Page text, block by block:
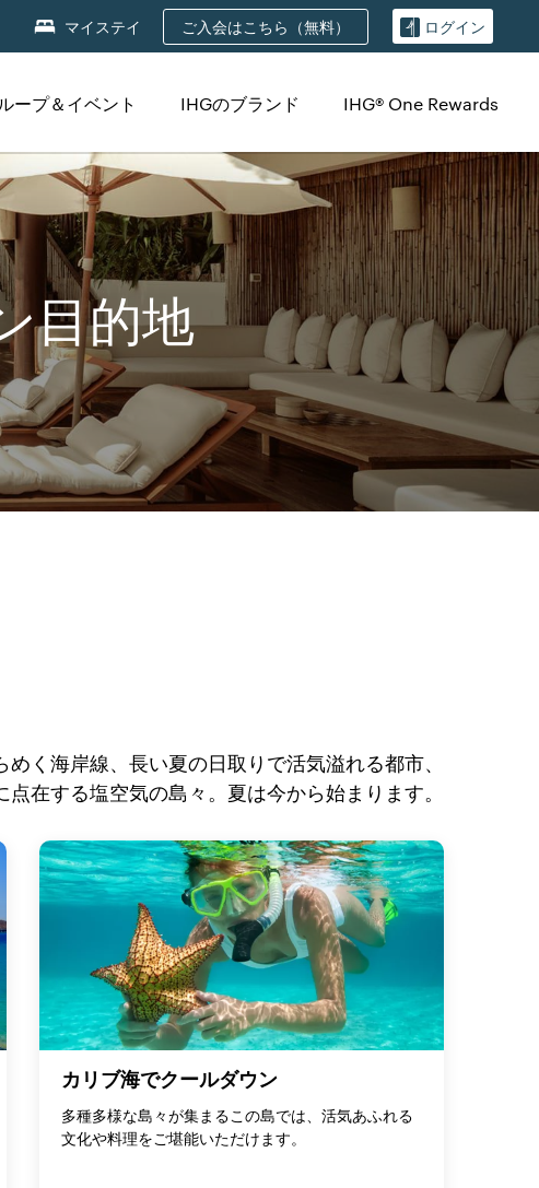
マイステイ ご入会はこちら（無料） ログイン
ープ＆イベント IHGのブランド IHG® One Rewards
目的地
く海岸線、長い夏の日取りで活気溢れる都市、
在する塩空気の島々。夏は今から始まります。
カリブ海でクールダウン
多種多様な島々が集まるこの島では、活気あふれる
文化や料理をご堪能いただけます。